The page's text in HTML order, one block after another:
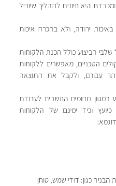
ב. התנהלות מקצועית אמינה ומכבדת היא חיונית לתהליך שיוביל
ג. לא מתפשרים על חומרים באיכות ירודה, ולא בהכרח איכות
ד. מתן תשומת לב מלאה לכל שלבי הביצוע כולל הכנת הלקוחות
לבאות ושיתוף הלקוחות בשיקולים הטכניים, מאפשרים ללקוחות
ה. קבלן בניין מקצועי בעל ידע במגוון תחומים הנושקים לעבודת
הבניה עצמה, צריך לשמש כיועץ וכיד ימינם של הלקוחות
הבניה כגון: דודי שמש, טוחן